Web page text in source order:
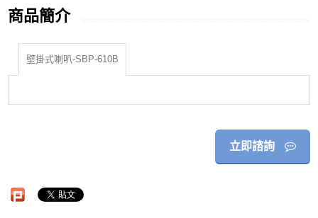
商品簡介
壁掛式喇叭-SBP-610B
立即諮詢